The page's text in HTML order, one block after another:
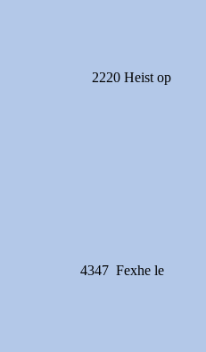
2220 Heist op
4347 Fexhe le